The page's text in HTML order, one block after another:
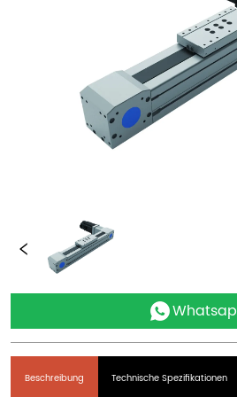
Beschreibung Technische Spezifikationen